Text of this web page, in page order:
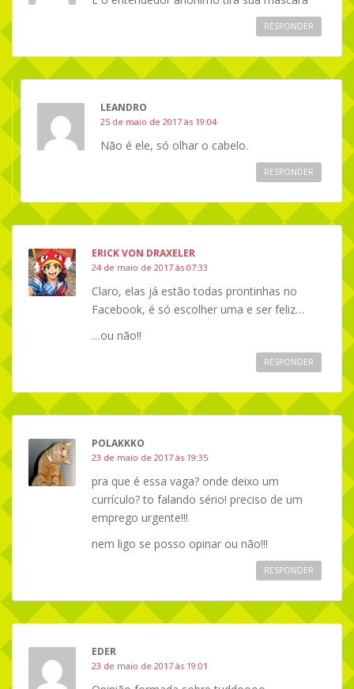
RESPONDER
LEANDRO
25 de maio de 2017 às 19:04
Não é ele, só olhar o cabelo.
RESPONDER
ERICK VON DRAXELER
24 de maio de 2017 às 07:33
Claro, elas já estão todas prontinhas no
Facebook, é só escolher uma e ser feliz…
…ou não!!
RESPONDER
POLAKKKO
23 de maio de 2017 às 19:35
pra que é essa vaga? onde deixo um
currículo? to falando sério! preciso de um
emprego urgente!!!
nem ligo se posso opinar ou não!!!
RESPONDER
EDER
23 de maio de 2017 às 19:01